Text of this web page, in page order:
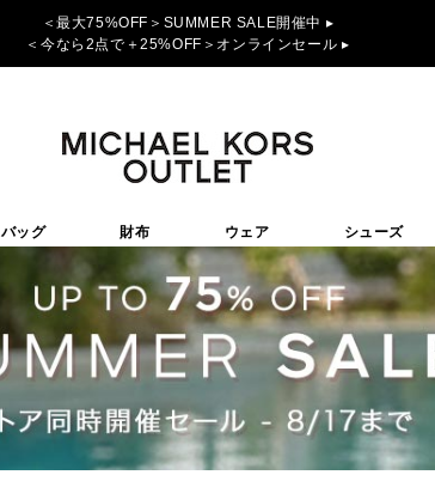
＜最大75%OFF＞SUMMER SALE開催中 ▸
＜今なら2点で＋25%OFF＞オンラインセール ▸
バッグ 財布 ウェア シューズ